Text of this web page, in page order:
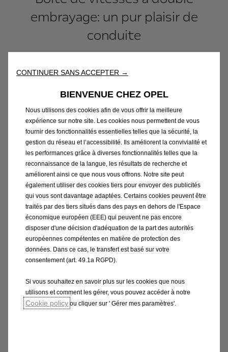
embrayage: un pur plaisir de
conduite
carburant et les performances sont optimisées grâce
à l’action combinée du moteur à essence et du
double embrayage permet de changer de vitesse en
toute fluidité, pour un grand confort de conduite en
toutes circonstances. En outre, l’accélération
instantanée avec le moteur électrique te procure un
plaisir de conduite inégalable. Tu vas adorer!
Conduite électrique en ville: sans
émissions jusqu’à 30 km/h
CONTINUER SANS ACCEPTER →
BIENVENUE CHEZ OPEL
Nous utilisons des cookies afin de vous offrir la meilleure
expérience sur notre site. Les cookies nous permettent de vous
fournir des fonctionnalités essentielles telles que la sécurité, la
gestion du réseau et l’accessibilité. Ils améliorent la convivialité et
les performances grâce à diverses fonctionnalités telles que la
reconnaissance de la langue, les résultats de recherche et
améliorent ainsi ce que nous vous offrons. Notre site peut
également utiliser des cookies tiers pour envoyer des publicités
qui vous sont davantage adaptées. Certains cookies peuvent être
traités par des tiers situés dans des pays en dehors de l'Espace
économique européen (EEE) qui peuvent ne pas encore
disposer d'une décision d'adéquation de la part des autorités
européennes compétentes en matière de protection des
données. Dans ce cas, le transfert est basé sur votre
consentement (art. 49.1a RGPD).
Si vous souhaitez en savoir plus sur les cookies que nous
utilisons et comment les gérer, vous pouvez accéder à notre
Cookie policy ou cliquer sur ' Gérer mes paramètres'.